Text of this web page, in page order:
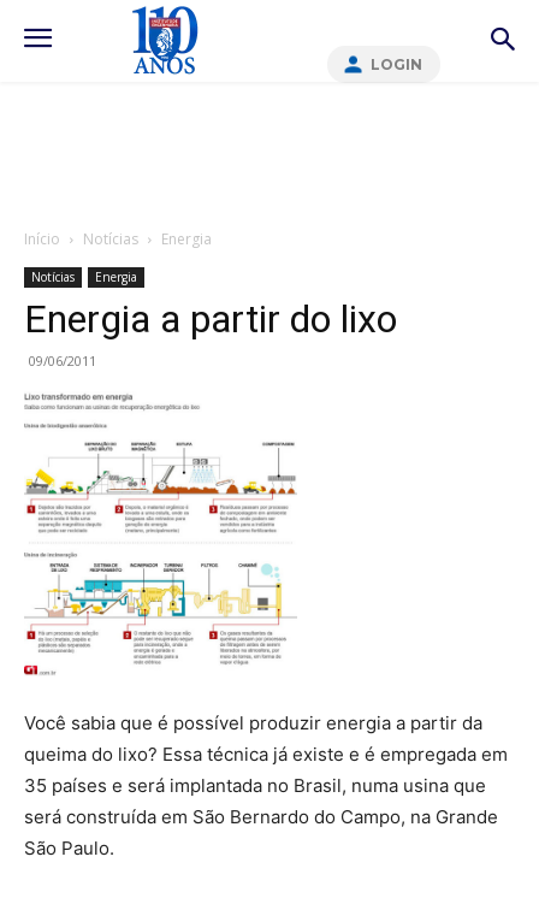
LOGIN
Início Notícias Energia
Notícias Energia
Energia a partir do lixo
09/06/2011
Você sabia que é possível produzir energia a partir da
queima do lixo? Essa técnica já existe e é empregada em
35 países e será implantada no Brasil, numa usina que
será construída em São Bernardo do Campo, na Grande
São Paulo.